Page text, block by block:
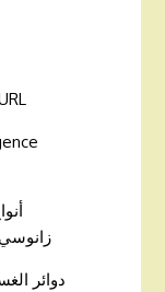
زانوسي
دوائر